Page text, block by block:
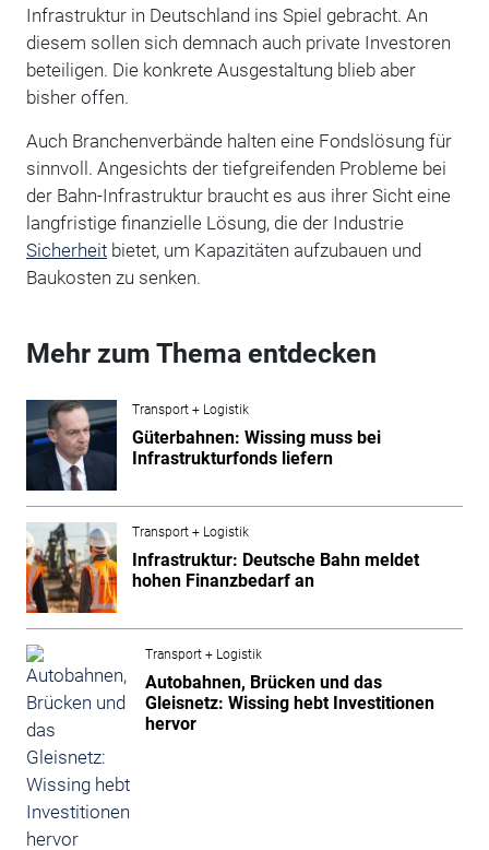
Infrastruktur in Deutschland ins Spiel gebracht. An
diesem sollen sich demnach auch private Investoren
beteiligen. Die konkrete Ausgestaltung blieb aber
bisher offen.
Auch Branchenverbände halten eine Fondslösung für
sinnvoll. Angesichts der tiefgreifenden Probleme bei
der Bahn-Infrastruktur braucht es aus ihrer Sicht eine
langfristige finanzielle Lösung, die der Industrie
Sicherheitbietet, um Kapazitäten aufzubauen und
Baukosten zu senken.
Mehr zum Thema entdecken
Transport + Logistik
Güterbahnen: Wissing muss bei
Infrastrukturfonds liefern
Transport + Logistik
Infrastruktur: Deutsche Bahn meldet
hohen Finanzbedarf an
Transport + Logistik
Autobahnen, Brücken und das
Gleisnetz: Wissing hebt Investitionen
hervor